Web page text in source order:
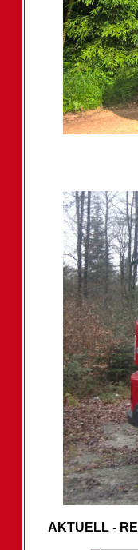
AKTUELL -